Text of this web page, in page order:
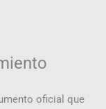
oficial que